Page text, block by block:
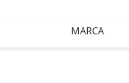
MARCA